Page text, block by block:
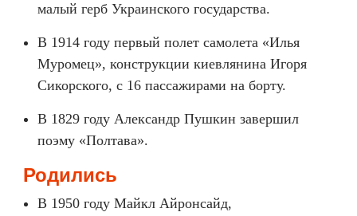
малый герб Украинского государства.
В 1914 году первый полет самолета «Илья
Муромец», конструкции киевлянина Игоря
Сикорского, с 16 пассажирами на борту.
В 1829 году Александр Пушкин завершил
поэму «Полтава».
Родились
В 1950 году Майкл Айронсайд,